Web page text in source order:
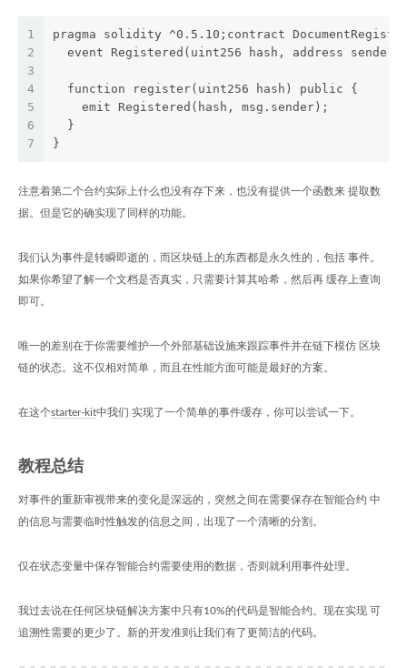
1
2
3
4
5
6
7
pragma solidity ^0.5.10;contract
event Registered(uint256 hash, address
  function register(uint256 hash) public {
    emit Registered(hash, msg.sender);
  }
}
注意着第二个合约实际上什么也没有存下来，也没有提供一个函数来 提取数
据。但是它的确实现了同样的功能。
我们认为事件是转瞬即逝的，而区块链上的东西都是永久性的，包括 事件。
如果你希望了解一个文档是否真实，只需要计算其哈希，然后再 缓存上查询
即可。
唯一的差别在于你需要维护一个外部基础设施来跟踪事件并在链下模仿 区块
链的状态。这不仅相对简单，而且在性能方面可能是最好的方案。
在这个starter-kit中我们 实现了一个简单的事件缓存，你可以尝试一下。
教程总结
对事件的重新审视带来的变化是深远的，突然之间在需要保存在智能合约 中
的信息与需要临时性触发的信息之间，出现了一个清晰的分割。
仅在状态变量中保存智能合约需要使用的数据，否则就利用事件处理。
我过去说在任何区块链解决方案中只有10%的代码是智能合约。现在实现 可
追溯性需要的更少了。新的开发准则让我们有了更简洁的代码。